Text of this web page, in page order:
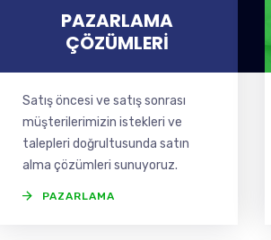
PAZARLAMA
ÇÖZÜMLERI
Satış öncesi ve satış sonrası
müşterilerimizin istekleri ve
talepleri doğrultusunda satın
alma çözümleri sunuyoruz.
PAZARLAMA